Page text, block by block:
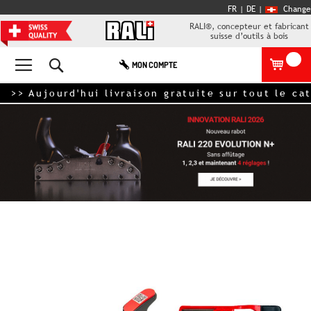
FR | DE |
RALI®, concepteur et fabricant
suisse d’outils à bois
MON COMPTE
Aujourd'hui livraison gratuite sur tout le